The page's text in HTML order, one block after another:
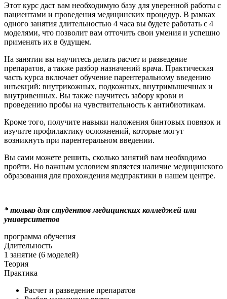
Этот курс даст вам необходимую базу для уверенной работы с
пациентами и проведения медицинских процедур. В рамках
одного занятия длительностью 4 часа вы будете работать с 4
моделями, что позволит вам отточить свои умения и успешно
применять их в будущем.
На занятии вы научитесь делать расчет и разведение
препаратов, а также разбор назначений врача. Практическая
часть курса включает обучение парентеральному введению
инъекций: внутрикожных, подкожных, внутримышечных и
внутривенных. Вы также научитесь забору крови и
проведению пробы на чувствительность к антибиотикам.
Кроме того, получите навыки наложения бинтовых повязок и
изучите профилактику осложнений, которые могут
возникнуть при парентеральном введении.
Вы сами можете решить, сколько занятий вам необходимо
пройти. Но важным условием является наличие медицинского
образования для прохождения медпрактики в нашем центре.
* только для студентов медицинских колледжей или
университетов
программа обучения
Длительность
1 занятие (6 моделей)
Теория
Практика
Расчет и разведение препаратов